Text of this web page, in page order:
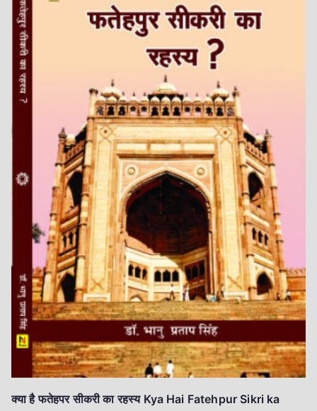
क्या है फतेहपर सीकरी का रहस्य Kya Hai Fatehpur Sikri ka